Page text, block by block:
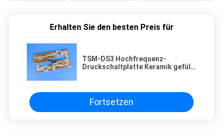
Erhalten Sie den besten Preis für
TSM-DS3 Hochfrequenz-
Druckschaltplatte Keramik gefüllt
Fortsetzen